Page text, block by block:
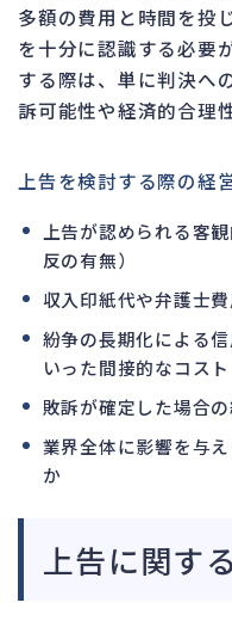
多額の費用と時間を投
を十分に認識する必要
する際は、単に判決へ
訴可能性や経済的合理
上告を検討する際の経
上告が認められる客
反の有無）
収入印紙代や弁護士
紛争の長期化による
いった間接的なコスト
敗訴が確定した場合
業界全体に影響を与
か
上告に関す